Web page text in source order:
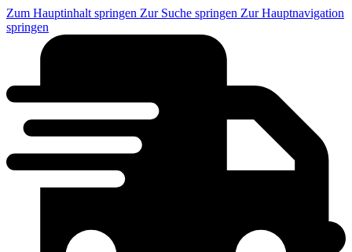
Zum Hauptinhalt springen Zur Suche springen Zur Hauptnavigation
springen